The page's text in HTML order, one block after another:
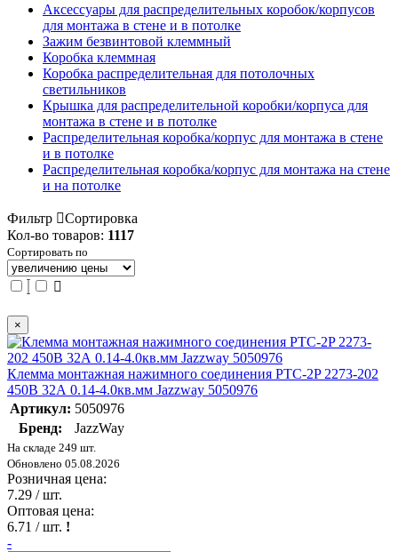
Аксессуары для распределительных коробок/корпусов
для монтажа в стене и в потолке
Зажим безвинтовой клеммный
Коробка клеммная
Коробка распределительная для потолочных
светильников
Крышка для распределительной коробки/корпуса для
монтажа в стене и в потолке
Распределительная коробка/корпус для монтажа в стене
и в потолке
Распределительная коробка/корпус для монтажа на стене
и на потолке
Фильтр
Сортировка
Кол-во товаров: 1117
Сортировать по
×
Клемма монтажная нажимного соединения PTC-2P 2273-202
450В 32А 0.14-4.0кв.мм Jazzway 5050976
Артикул: 5050976
Бренд:
JazzWay
На складе 249 шт.
Обновлено 05.08.2026
Розничная цена:
7.29 / шт.
Оптовая цена:
6.71 / шт. !
-